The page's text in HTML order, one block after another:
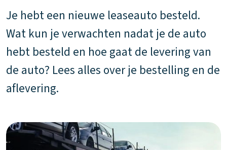
Je hebt een nieuwe leaseauto besteld.
Wat kun je verwachten nadat je de auto
hebt besteld en hoe gaat de levering van
de auto? Lees alles over je bestelling en de
aflevering.